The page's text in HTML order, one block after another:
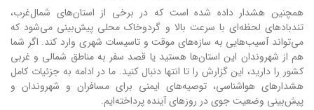
همچنین هشدار داده شده است که در برخی از استان‌های شمال‌غرب،
تندبادهای لحظه‌ای با سرعت بالا و گردوخاک محلی پیش‌بینی می‌شود که
می‌تواند آسیب‌هایی به سازه‌های موقت و تاسیسات شهری وارد کند. اگر شما
هم از شهروندان این استان‌ها هستید یا قصد سفر به مناطق شمالی و غربی
کشور را دارید، این گزارش را تا انتها دنبال کنید. ما در ادامه به جزئیات کامل
هشدارهای هواشناسی، توصیه‌های ایمنی برای مسافران و شهروندان و
پیش‌بینی وضعیت جوی در روزهای آینده پرداخته‌ایم.